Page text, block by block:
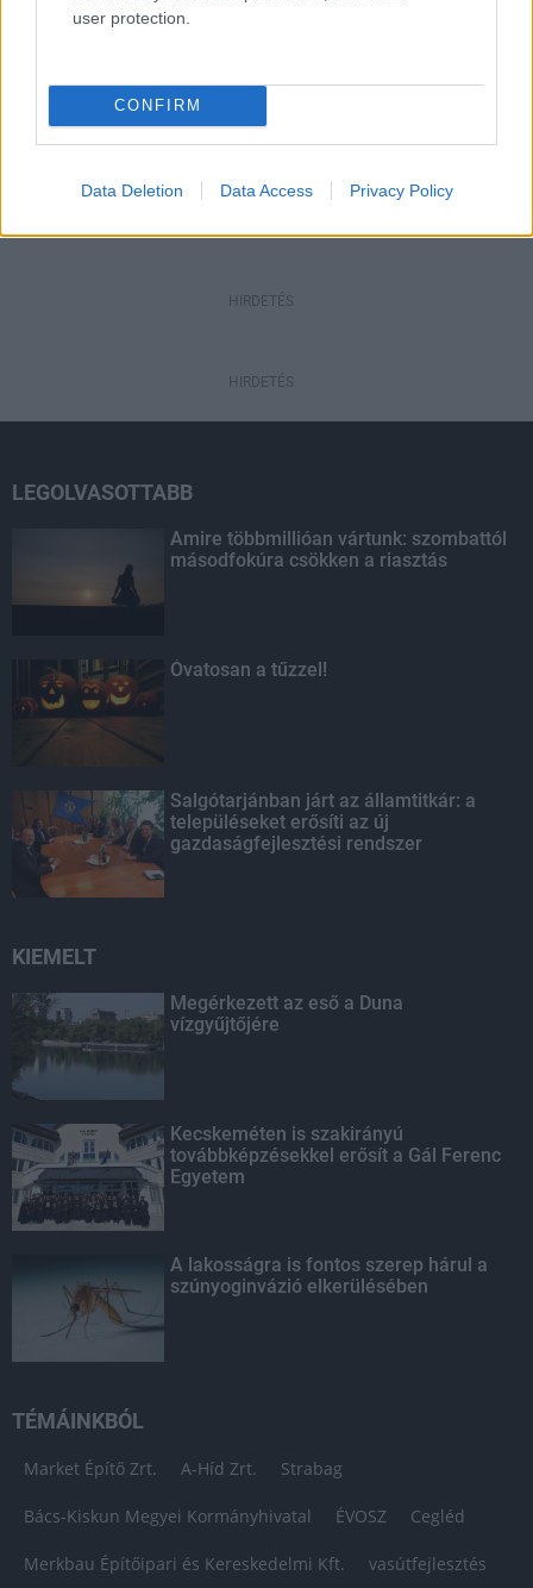
user protection.
CONFIRM
Data Deletion Data Access Privacy Policy
településeket erősíti az új
gazdaságfejlesztési rendszer
HIRDETÉS
HIRDETÉS
LEGOLVASOTTABB
Amire többmillióan vártunk: szombattól
másodfokúra csökken a riasztás
Óvatosan a tűzzel!
Salgótarjánban járt az államtitkár: a
településeket erősíti az új
gazdaságfejlesztési rendszer
KIEMELT
Megérkezett az eső a Duna
vízgyűjtőjére
Kecskeméten is szakirányú
továbbképzésekkel erősít a Gál Ferenc
Egyetem
A lakosságra is fontos szerep hárul a
szúnyoginvázió elkerülésében
TÉMÁINKBÓL
Market Építő Zrt. A-Híd Zrt. Strabag
Bács-Kiskun Megyei Kormányhivatal ÉVOSZ Cegléd
Merkbau Építőipari és Kereskedelmi Kft. vasútfejlesztés